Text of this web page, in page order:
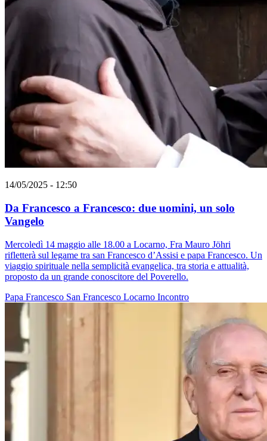
14/05/2025 - 12:50
Da Francesco a Francesco: due uomini, un solo
Vangelo
Mercoledì 14 maggio alle 18.00 a Locarno, Fra Mauro Jöhri
rifletterà sul legame tra san Francesco d’Assisi e papa Francesco. Un
viaggio spirituale nella semplicità evangelica, tra storia e attualità,
proposto da un grande conoscitore del Poverello.
Papa Francesco San Francesco Locarno Incontro